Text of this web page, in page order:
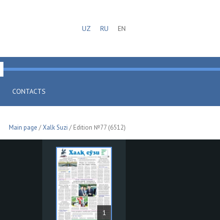
UZ RU EN
CONTACTS
Main page /Xalk Suzi / Edition №77 (6512)
1